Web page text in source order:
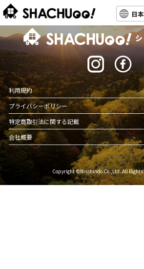
北海道キャンピングカー車
利用規約
プライバシーポリシー
特定商取引法に関する記載
会社概要
Copyright ©Nisshindo Co.,Ltd. All Rights